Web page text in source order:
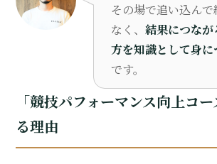
その場で追い込ん
なく、結果につな
方を知識として身に
です。
「競技パフォーマンス向上コ
る理由